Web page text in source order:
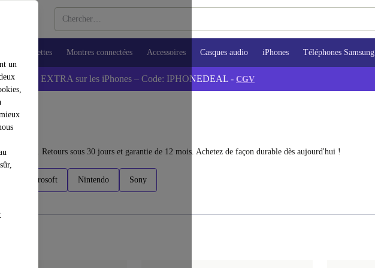
un
Tablettes Montres connectées Accessoires Casques audio iPhones Téléphones Samsung
💰-5% EXTRA sur les iPhones – Code: IPHONEDEAL - CGV
40 %. Retours sous 30 jours et garantie de 12 mois. Achetez de façon durable dès aujourd'hui !
Microsoft Nintendo Sony